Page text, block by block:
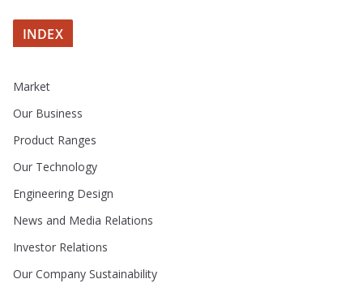
INDEX
Market
Our Business
Product Ranges
Our Technology
Engineering Design
News and Media Relations
Investor Relations
Our Company Sustainability